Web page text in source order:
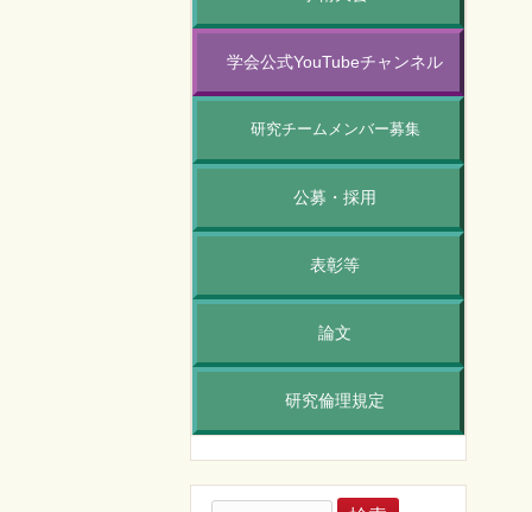
学会公式YouTubeチャンネル
研究チームメンバー募集
公募・採用
表彰等
論文
研究倫理規定
検